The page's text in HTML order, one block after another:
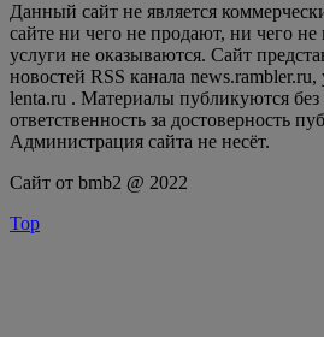
Данный сайт не является
сайте ни чего не продают, ни чего
услуги не оказываются. Сайт
новостей RSS канала
lenta.ru . Материалы публикуются без
ответственность за достоверность
Администрация сайта не несёт.
Сайт от bmb2 @ 2022
Top